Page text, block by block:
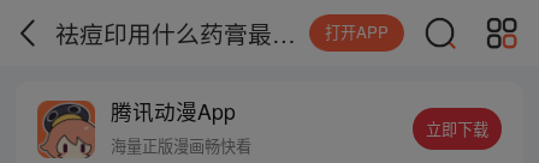
祛痘印用什么药膏最快最有效 打开APP
腾讯动漫App
海量正版漫画畅快看
立即下载